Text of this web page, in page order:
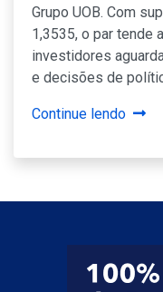
Grupo UOB. Com
1,3535, o par tende
investidores
e decisões de
Continue lendo